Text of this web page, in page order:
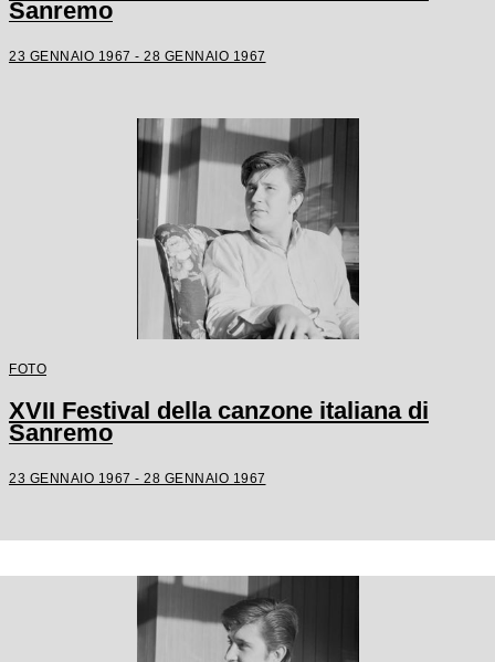
Sanremo
23 GENNAIO 1967 - 28 GENNAIO 1967
FOTO
XVII Festival della canzone italiana di
Sanremo
23 GENNAIO 1967 - 28 GENNAIO 1967